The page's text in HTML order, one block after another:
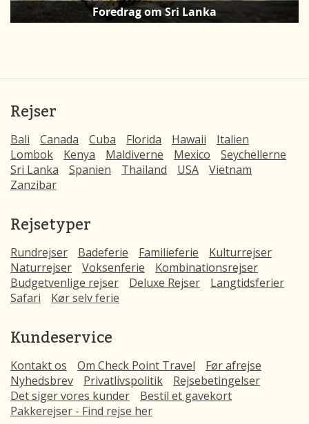
Foredrag om Sri Lanka
Rejser
Bali Canada Cuba Florida Hawaii
Italien
Lombok
Kenya Maldiverne Mexico
Seychellerne
Sri Lanka
Spanien Thailand USA
Vietnam
Zanzibar
Rejsetyper
Rundrejser Badeferie Familieferie
Kulturrejser
Naturrejser
Voksenferie
Kombinationsrejser
Budgetvenlige rejser
Deluxe Rejser
Langtidsferier
Safari
Kør selv ferie
Kundeservice
Kontakt os Om Check Point Travel
Før afrejse
Nyhedsbrev
Privatlivspolitik
Rejsebetingelser
Det siger vores kunder
Bestil et gavekort
Pakkerejser - Find rejse her